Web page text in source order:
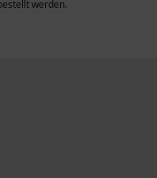
werden.